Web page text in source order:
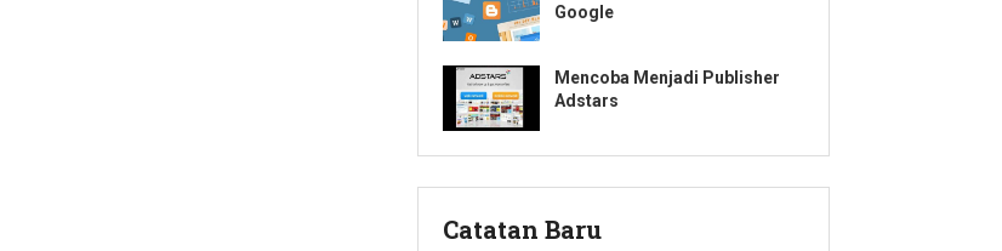
Google
Mencoba Menjadi Publisher
Adstars
Catatan Baru